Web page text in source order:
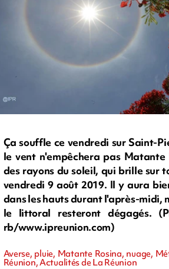
Ça souffle ce vendredi sur Saint-
le vent n'empêchera pas
des rayons du soleil, qui brille sur
vendredi 9 août 2019. Il y aura
dans les hauts durant l'après-midi,
le littoral resteront dégagés.
rb/www.ipreunion.com)
Averse, pluie, Matante Rosina, nuage,
Réunion, Actualités de La Réunion